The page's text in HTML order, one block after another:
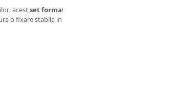
acestset format din doua turnatoare pentru sticle
o fixare stabila in gatul sticlei, si cu un